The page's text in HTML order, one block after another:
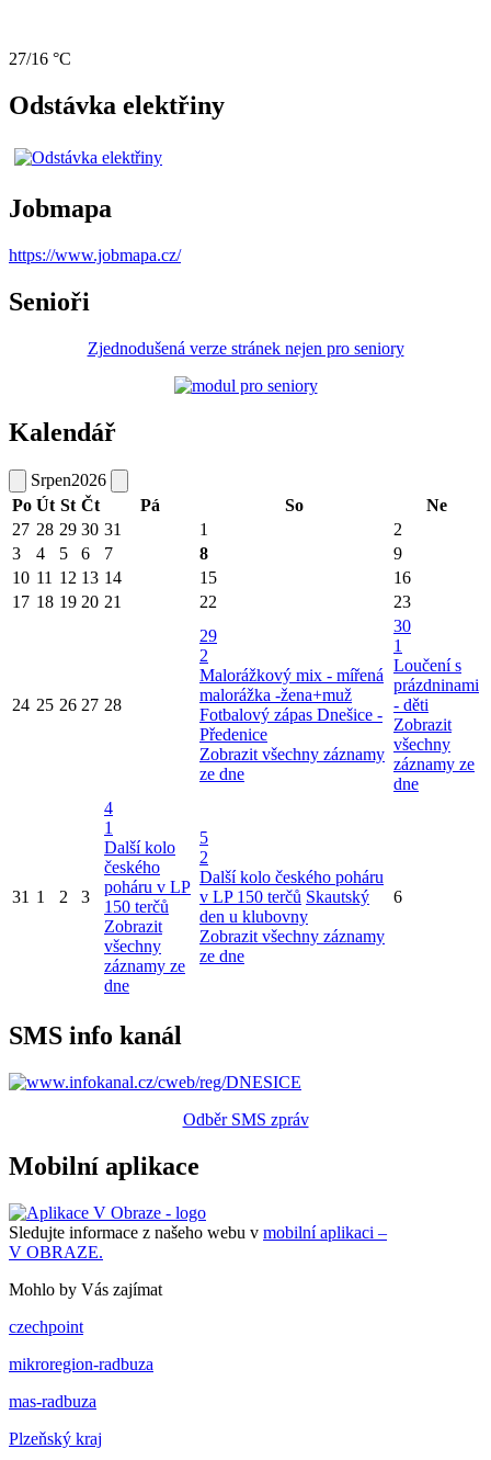
27/16 °C
Odstávka elektřiny
Jobmapa
https://www.jobmapa.cz/
Senioři
Zjednodušená verze stránek nejen pro seniory
Kalendář
Srpen2026
Po Út St Čt Pá So
Ne
27 28 29 30 31 1
2
3
4 5 6 7 8
9
10 11 12 13 14 15
16
17 18 19 20 21 22 23
24 25 26 27 28
29
2
Malorážkový mix - mířená
malorážka -žena+muž
Fotbalový zápas Dnešice -
Předenice
Zobrazit všechny záznamy
ze dne
30
1
Loučení s
prázdninami
- děti
Zobrazit
všechny
záznamy ze
dne
31 1 2 3
4
1
Další kolo
českého
poháru v LP
150 terčů
Zobrazit
všechny
záznamy ze
dne
5
2
Další kolo českého poháru
v LP 150 terčů Skautský
den u klubovny
Zobrazit všechny záznamy
ze dne
6
SMS info kanál
Odběr SMS zpráv
Mobilní aplikace
Sledujte informace z našeho webu v mobilní aplikaci –
V OBRAZE.
Mohlo by Vás zajímat
czechpoint
mikroregion-radbuza
mas-radbuza
Plzeňský kraj